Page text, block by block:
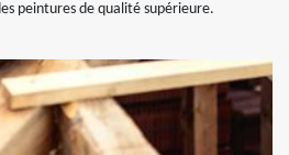
peintures de qualité supérieure.